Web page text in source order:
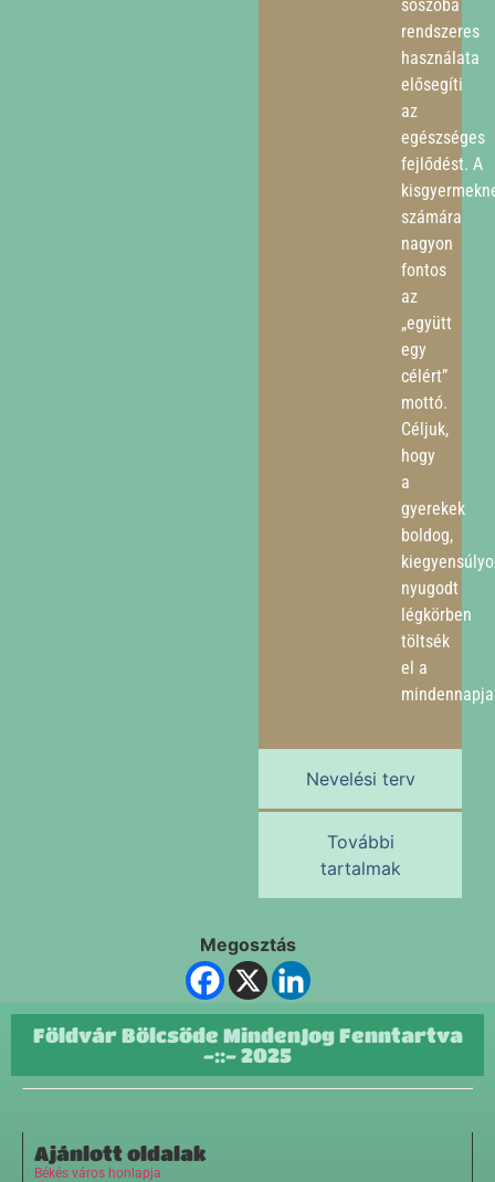
Nevelési terv
További
tartalmak
sószoba
rendszeres
használata
elősegíti
az
egészséges
fejlődést. A
számára
nagyon
fontos
az
„együtt
egy
célért”
mottó.
Céljuk,
hogy
a
gyerekek
boldog,
nyugodt
légkörben
töltsék
el a
Megosztás
Földvár Bölcsőde MindenJog Fenntartva
-::- 2025
Ajánlott oldalak
Békés város honlapja